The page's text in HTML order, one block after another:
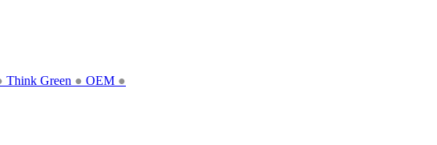
Think Green ● OEM ●